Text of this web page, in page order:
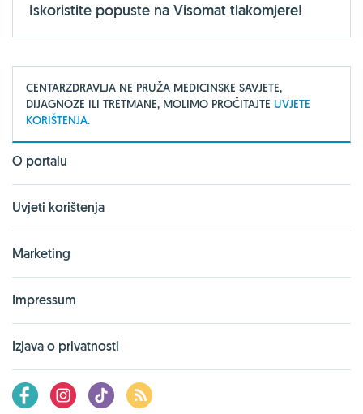
Iskoristite popuste na Visomat tlakomjere!
CENTARZDRAVLJA NE PRUŽA MEDICINSKE SAVJETE,
DIJAGNOZE ILI TRETMANE, MOLIMO PROČITAJTE UVJETE
KORIŠTENJA.
O portalu
Uvjeti korištenja
Marketing
Impressum
Izjava o privatnosti